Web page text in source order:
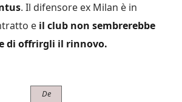
. Il difensore ex Milan è in
e il club non sembrerebbe
di offrirgli il rinnovo.
De